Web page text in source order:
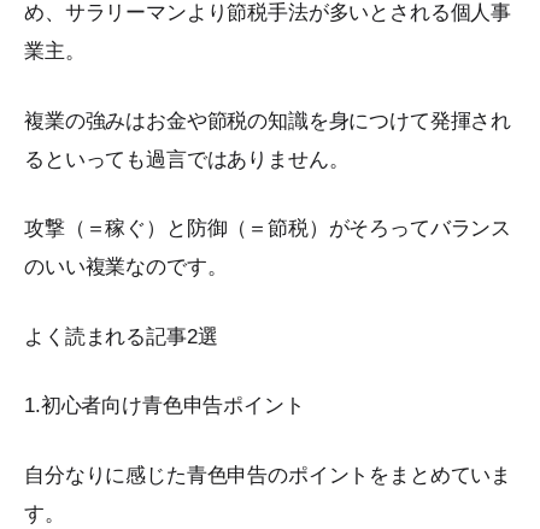
め、サラリーマンより節税手法が多いとされる個人事
業主。
複業の強みはお金や節税の知識を身につけて発揮され
るといっても過言ではありません。
攻撃（＝稼ぐ）と防御（＝節税）がそろってバランス
のいい複業なのです。
よく読まれる記事2選
1.初心者向け青色申告ポイント
自分なりに感じた青色申告のポイントをまとめていま
す。